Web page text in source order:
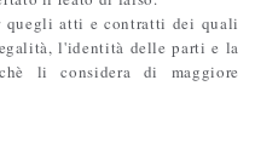
quegli atti e contratti dei quali
l'identità delle parti e la
li considera di maggiore